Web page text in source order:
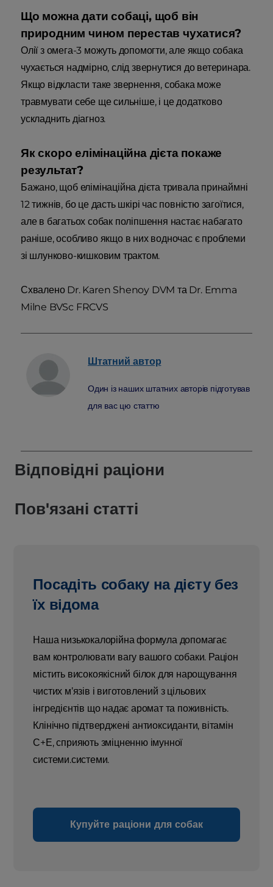
Що можна дати собаці, щоб він
природним чином перестав чухатися?
Олії з омега-3 можуть допомогти, але якщо собака
чухається надмірно, слід звернутися до ветеринара.
Якщо відкласти таке звернення, собака може
травмувати себе ще сильніше, і це додатково
ускладнить діагноз.
Як скоро елімінаційна дієта покаже
результат?
Бажано, щоб елімінаційна дієта тривала принаймні
12 тижнів, бо це дасть шкірі час повністю загоїтися,
але в багатьох собак поліпшення настає набагато
раніше, особливо якщо в них водночас є проблеми
зі шлунково-кишковим трактом.
Схвалено Dr. Karen Shenoy DVM та Dr. Emma
Milne BVSc FRCVS
Штатний автор
Один із наших штатних авторів підготував
для вас цю статтю
Відповідні раціони
Пов'язані статті
Посадіть собаку на дієту без
їх відома
Наша низькокалорійна формула допомагає
вам контролювати вагу вашого собаки. Раціон
містить високоякісний білок для нарощування
чистих м’язів і виготовлений з цільових
інгредієнтів що надає аромат та поживність.
Клінічно підтверджені антиоксиданти, вітамін
С+Е, сприяють зміцненню імунної
системи.системи.
Купуйте раціони для собак